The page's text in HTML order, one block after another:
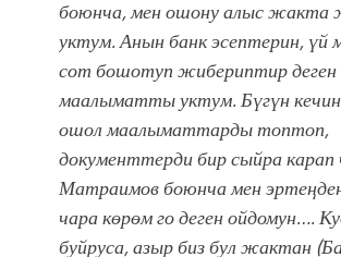
боюнча, мен ошону алыс жакта
уктум. Анын банк эсептерин, үй
сот бошотуп жибериптир деген
маалыматты уктум. Бүгүн
ошол маалыматтарды топтоп,
документтерди бир сыйра карап
Матраимов боюнча мен
чара көрөм го деген ойдомун….
буйруса, азыр биз бул жактан